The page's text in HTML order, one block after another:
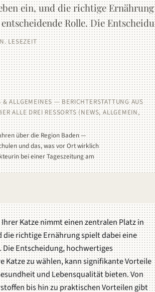
ein, und die richtige Ernährung
Rolle. Die Entscheidu
LESEZEIT
& ALLGEMEINES — BERICHTERSTATTUNG AUS
ALLE DREI RESSORTS (NEWS, ALLGEMEIN,
über die Region Baden —
und das, was vor Ort wirklich
bei einer Tageszeitung am
Katze nimmt einen zentralen Platz in
die richtige Ernährung spielt dabei eine
Entscheidung, hochwertiges
Katze zu wählen, kann signifikante Vorteile
und Lebensqualität bieten. Von
bis hin zu praktischen Vorteilen gibt